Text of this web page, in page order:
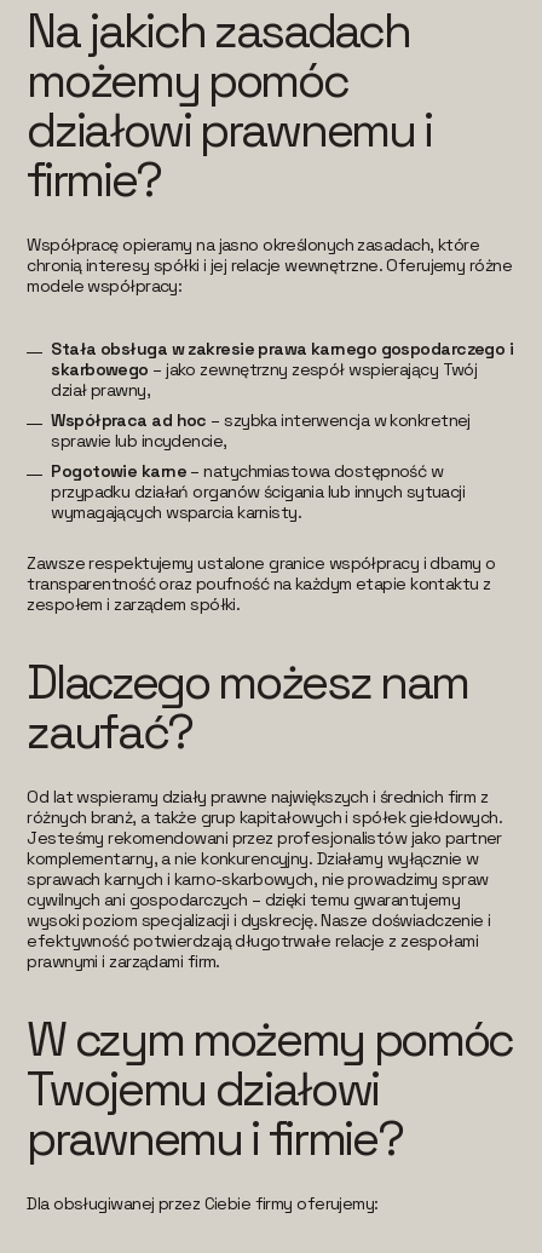
Na jakich zasadach
możemy pomóc
działowi prawnemu i
firmie?
Współpracę opieramy na jasno określonych zasadach, które
chronią interesy spółki i jej relacje wewnętrzne. Oferujemy różne
modele współpracy:
Stała obsługa w zakresie prawa karnego gospodarczego i
skarbowego – jako zewnętrzny zespół wspierający Twój
dział prawny,
Współpraca ad hoc – szybka interwencja w konkretnej
sprawie lub incydencie,
Pogotowie karne – natychmiastowa dostępność w
przypadku działań organów ścigania lub innych sytuacji
wymagających wsparcia karnisty.
Zawsze respektujemy ustalone granice współpracy i dbamy o
transparentność oraz poufność na każdym etapie kontaktu z
zespołem i zarządem spółki.
Dlaczego możesz nam
zaufać?
Od lat wspieramy działy prawne największych i średnich firm z
różnych branż, a także grup kapitałowych i spółek giełdowych.
Jesteśmy rekomendowani przez profesjonalistów jako partner
komplementarny, a nie konkurencyjny. Działamy wyłącznie w
sprawach karnych i karno-skarbowych, nie prowadzimy spraw
cywilnych ani gospodarczych – dzięki temu gwarantujemy
wysoki poziom specjalizacji i dyskrecję. Nasze doświadczenie i
efektywność potwierdzają długotrwałe relacje z zespołami
prawnymi i zarządami firm.
W czym możemy pomóc
Twojemu działowi
prawnemu i firmie?
Dla obsługiwanej przez Ciebie firmy oferujemy: